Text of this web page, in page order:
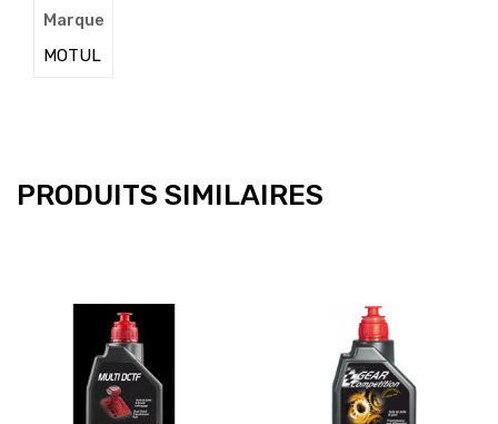
Marque
MOTUL
PRODUITS SIMILAIRES